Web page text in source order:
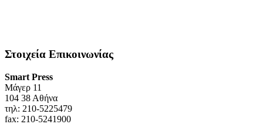
Στοιχεία Επικοινωνίας
Smart Press
Mάγερ 11
104 38 Αθήνα
τηλ: 210-5225479
fax: 210-5241900